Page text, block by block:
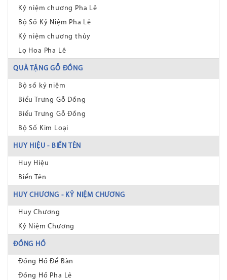
Kỷ niệm chương Pha Lê
Bộ Số Kỷ Niệm Pha Lê
Kỷ niệm chương thủy
Lọ Hoa Pha Lê
QUÀ TẶNG GỖ ĐỒNG
Bộ số kỷ niệm
Biểu Trưng Gỗ Đồng
Biểu Trưng Gỗ Đồng
Bộ Số Kim Loại
HUY HIỆU - BIỂN TÊN
Huy Hiệu
Biển Tên
HUY CHƯƠNG - KỶ NIỆM CHƯƠNG
Huy Chương
Kỷ Niệm Chương
ĐỒNG HỒ
Đồng Hồ Để Bàn
Đồng Hồ Pha Lê